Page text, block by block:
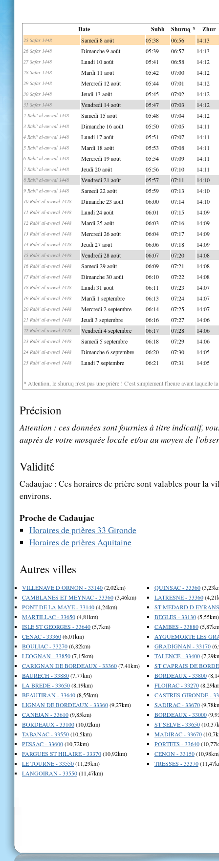
Date Subh Shuruq * Zhur
25 Safar 1448 Samedi 8 août 05:38 06:56 14:13
26 Safar 1448 Dimanche 9 août 05:39 06:57 14:13
27 Safar 1448 Lundi 10 août 05:41 06:58 14:12
28 Safar 1448 Mardi 11 août 05:42 07:00 14:12
29 Safar 1448 Mercredi 12 août 05:44 07:01 14:12
30 Safar 1448 Jeudi 13 août 05:45 07:02 14:12
31 Safar 1448 Vendredi 14 août 05:47 07:03 14:12
2 Rabi' al-awwal 1448 Samedi 15 août 05:48 07:04 14:12
3 Rabi' al-awwal 1448 Dimanche 16 août 05:50 07:05 14:11
4 Rabi' al-awwal 1448 Lundi 17 août 05:51 07:07 14:11
5 Rabi' al-awwal 1448 Mardi 18 août 05:53 07:08 14:11
6 Rabi' al-awwal 1448 Mercredi 19 août 05:54 07:09 14:11
7 Rabi' al-awwal 1448 Jeudi 20 août 05:56 07:10 14:11
8 Rabi' al-awwal 1448 Vendredi 21 août 05:57 07:11 14:10
9 Rabi' al-awwal 1448 Samedi 22 août 05:59 07:13 14:10
10 Rabi' al-awwal 1448 Dimanche 23 août 06:00 07:14 14:10
11 Rabi' al-awwal 1448 Lundi 24 août 06:01 07:15 14:09
12 Rabi' al-awwal 1448 Mardi 25 août 06:03 07:16 14:09
13 Rabi' al-awwal 1448 Mercredi 26 août 06:04 07:17 14:09
14 Rabi' al-awwal 1448 Jeudi 27 août 06:06 07:18 14:09
15 Rabi' al-awwal 1448 Vendredi 28 août 06:07 07:20 14:08
16 Rabi' al-awwal 1448 Samedi 29 août 06:09 07:21 14:08
17 Rabi' al-awwal 1448 Dimanche 30 août 06:10 07:22 14:08
18 Rabi' al-awwal 1448 Lundi 31 août 06:11 07:23 14:07
19 Rabi' al-awwal 1448 Mardi 1 septembre 06:13 07:24 14:07
20 Rabi' al-awwal 1448 Mercredi 2 septembre 06:14 07:25 14:07
21 Rabi' al-awwal 1448 Jeudi 3 septembre 06:16 07:27 14:06
22 Rabi' al-awwal 1448 Vendredi 4 septembre 06:17 07:28 14:06
23 Rabi' al-awwal 1448 Samedi 5 septembre 06:18 07:29 14:06
24 Rabi' al-awwal 1448 Dimanche 6 septembre 06:20 07:30 14:05
25 Rabi' al-awwal 1448 Lundi 7 septembre 06:21 07:31 14:05
* Attention, le shuruq n'est pas une prière ! C'est simplement l'heure avant laquelle
Précision
Attention : ces données sont fournies à titre indicatif,
auprès de votre mosquée locale et/ou au moyen de
Validité
Cadaujac : Ces horaires de prière sont valables pour la
environs.
Proche de Cadaujac
Horaires de prières 33 Gironde
Horaires de prières Aquitaine
Autres villes
VILLENAVE D ORNON - 33140(2,02km)
CAMBLANES ET MEYNAC - 33360(3,46km)
PONT DE LA MAYE - 33140(4,24km)
MARTILLAC - 33650(4,81km)
ISLE ST GEORGES - 33640(5,7km)
CENAC - 33360(6,01km)
BOULIAC - 33270(6,82km)
LEOGNAN - 33850(7,15km)
CARIGNAN DE BORDEAUX - 33360(7,41km)
BAURECH - 33880(7,77km)
LA BREDE - 33650(8,19km)
BEAUTIRAN - 33640(8,55km)
LIGNAN DE BORDEAUX - 33360(9,27km)
CANEJAN - 33610(9,85km)
BORDEAUX - 33100(10,02km)
TABANAC - 33550(10,5km)
PESSAC - 33600(10,72km)
FARGUES ST HILAIRE - 33370(10,92km)
LE TOURNE - 33550(11,29km)
LANGOIRAN - 33550(11,47km)
QUINSAC - 33360
LATRESNE - 33360
ST MEDARD D
BEGLES - 33130(5,55km)
CAMBES - 33880
AYGUEMORTE LES
GRADIGNAN - 33170
TALENCE - 33400
ST CAPRAIS DE
BORDEAUX - 33800
FLOIRAC - 33270
CASTRES GIRONDE -
SADIRAC - 33670
BORDEAUX - 33000
ST SELVE - 33650
MADIRAC - 33670
PORTETS - 33640
CENON - 33150
TRESSES - 33370